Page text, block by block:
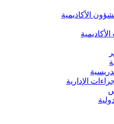
الأكاديمية
الإدارية